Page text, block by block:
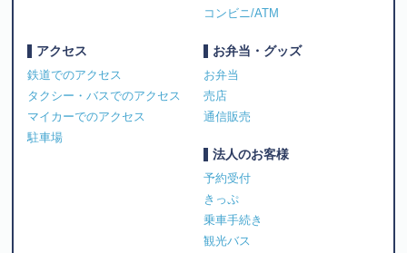
コンビニ/ATM
アクセス
鉄道でのアクセス
タクシー・バスでのアクセス
マイカーでのアクセス
駐車場
お弁当・グッズ
お弁当
売店
通信販売
法人のお客様
予約受付
きっぷ
乗車手続き
観光バス